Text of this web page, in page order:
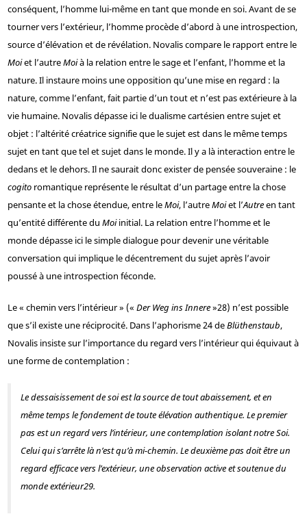
conséquent, l’homme lui-même en tant que monde en soi. Avant de se
tourner vers l’extérieur, l’homme procède d’abord à une introspection,
source d’élévation et de révélation. Novalis compare le rapport entre le
Moiet l’autreMoià la relation entre le sage et l’enfant, l’homme et la
nature. Il instaure moins une opposition qu’une mise en regard : la
nature, comme l’enfant, fait partie d’un tout et n’est pas extérieure à la
vie humaine. Novalis dépasse ici le dualisme cartésien entre sujet et
objet : l’altérité créatrice signifie que le sujet est dans le même temps
sujet en tant que tel et sujet dans le monde. Il y a là interaction entre le
dedans et le dehors. Il ne saurait donc exister de pensée souveraine : le
cogitoromantique représente le résultat d’un partage entre la chose
pensante et la chose étendue, entre leMoi, l’autreMoiet l’Autreen tant
qu’entité différente du Moiinitial. La relation entre l’homme et le
monde dépasse ici le simple dialogue pour devenir une véritable
conversation qui implique le décentrement du sujet après l’avoir
poussé à une introspection féconde.
Le « chemin vers l’intérieur » (« Der Weg ins Innere»28) n’est possible
que s’il existe une réciprocité. Dans l’aphorisme 24 deBlüthenstaub,
Novalis insiste sur l’importance du regard vers l’intérieur qui équivaut à
une forme de contemplation :
Le dessaisissement de soi est la source de tout abaissement, et en
même temps le fondement de toute élévation authentique. Le premier
pas est un regard vers l’intérieur, une contemplation isolant notre Soi.
Celui qui s’arrête là n’est qu’à mi-chemin. Le deuxième pas doit être un
regard efficace vers l’extérieur, une observation active et soutenue du
monde extérieur29.